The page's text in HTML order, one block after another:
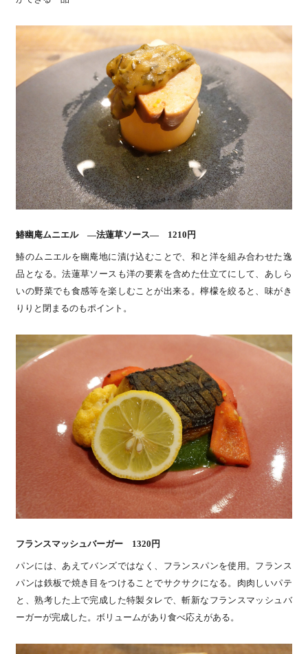
鰆幽庵ムニエル ―法蓮草ソース― 1210円
鰆のムニエルを幽庵地に漬け込むことで、和と洋を組み合わせた逸
品となる。法蓮草ソースも洋の要素を含めた仕立てにして、あしら
いの野菜でも食感等を楽しむことが出来る。檸檬を絞ると、味がき
りりと閉まるのもポイント。
フランスマッシュバーガー 1320円
パンには、あえてバンズではなく、フランスパンを使用。フランス
パンは鉄板で焼き目をつけることでサクサクになる。肉肉しいパテ
と、熟考した上で完成した特製タレで、斬新なフランスマッシュバ
ーガーが完成した。ボリュームがあり食べ応えがある。